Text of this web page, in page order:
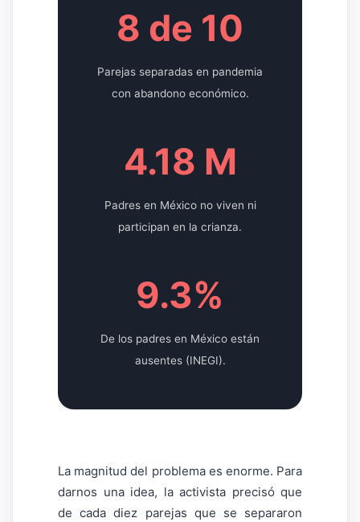
8 de 10
Parejas separadas en pandemia
con abandono económico.
4.18 M
Padres en México no viven ni
participan en la crianza.
9.3%
De los padres en México están
ausentes (INEGI).
La magnitud del problema es enorme. Para
darnos una idea, la activista precisó que
de cada diez parejas que se separaron